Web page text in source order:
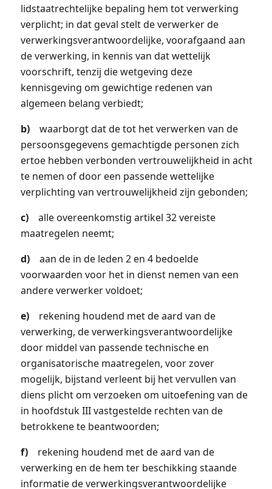
lidstaatrechtelijke bepaling hem tot verwerking
verplicht; in dat geval stelt de verwerker de
verwerkingsverantwoordelijke, voorafgaand aan
de verwerking, in kennis van dat wettelijk
voorschrift, tenzij die wetgeving deze
kennisgeving om gewichtige redenen van
algemeen belang verbiedt;
b)
waarborgt dat de tot het verwerken van de
persoonsgegevens gemachtigde personen zich
ertoe hebben verbonden vertrouwelijkheid in acht
te nemen of door een passende wettelijke
verplichting van vertrouwelijkheid zijn gebonden;
c)
alle overeenkomstig artikel 32 vereiste
maatregelen neemt;
d)
aan de in de leden 2 en 4 bedoelde
voorwaarden voor het in dienst nemen van een
andere verwerker voldoet;
e)
rekening houdend met de aard van de
verwerking, de verwerkingsverantwoordelijke
door middel van passende technische en
organisatorische maatregelen, voor zover
mogelijk, bijstand verleent bij het vervullen van
diens plicht om verzoeken om uitoefening van de
in hoofdstuk III vastgestelde rechten van de
betrokkene te beantwoorden;
f)
rekening houdend met de aard van de
verwerking en de hem ter beschikking staande
informatie de verwerkingsverantwoordelijke